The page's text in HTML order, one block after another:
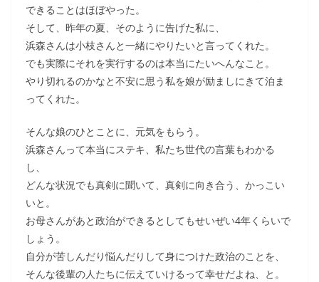
できることはほぼやった。
そして、昨年の夏、そのように告げた私に、
浜森さんは小枝さんと一緒にやりたいと言ってくれた。
でも実際にそれを実行するのは本当にたいへんなこと。
やり切れるのかなと不安に思う私を娘が励ましにきて泊ま
ってくれた。
そんな娘のひとことに、元気をもらう。
浜森さんって本当にステキ、私たち世代の言葉もわかる
し、
どんな状況でも真剣に聞いて、真剣に向き合う、かっこい
いと。
お母さんがあと政治ができるとしてもせいぜい4年くらいで
しょう。
自分が苦しんだり悩んだりして身につけた政治のことを、
そんな後輩の人たちに伝えていけるって幸せだよね、と。